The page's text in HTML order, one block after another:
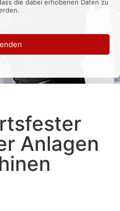
die dabei erhobenen Daten zu
Anlagen